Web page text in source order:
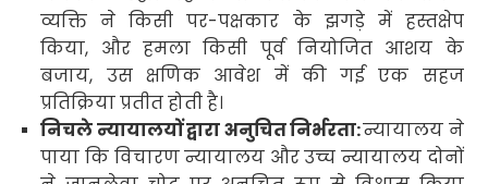
व्यक्ति ने किसी पर-पक्षकार के झगड़े में हस्तक्षेप
किया, और हमला किसी पूर्व नियोजित आशय के
बजाय, उस क्षणिक आवेश में की गई एक सहज
प्रतिक्रिया प्रतीत होती है।
निचले न्यायालयों द्वारा अनुचित निर्भरता:न्यायालय ने
पाया कि विचारण न्यायालय और उच्च न्यायालय दोनों